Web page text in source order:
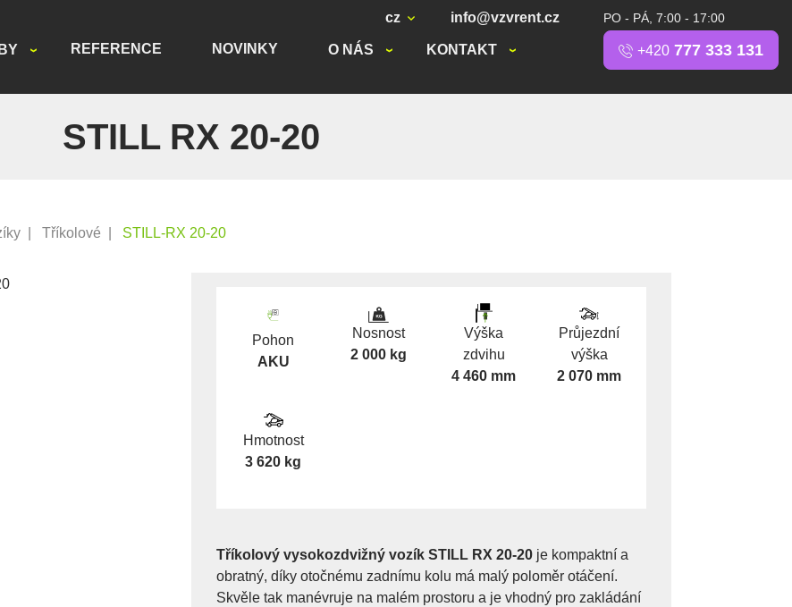
REFERENCE NOVINKY O NÁS KONTAKT
cz info@vzvrent.cz PO - PÁ, 7:00 - 17:00
+420 777 333 131
STILL RX 20-20
Tříkolové STILL-RX 20-20
Pohon
AKU
Nosnost
2 000 kg
Výška
zdvihu
4 460 mm
Průjezdní
výška
2 070 mm
Hmotnost
3 620 kg
Tříkolový vysokozdvižný vozík STILL RX 20-20 je kompaktní a
obratný, díky otočnému zadnímu kolu má malý poloměr otáčení.
Skvěle tak manévruje na malém prostoru a je vhodný pro zakládání